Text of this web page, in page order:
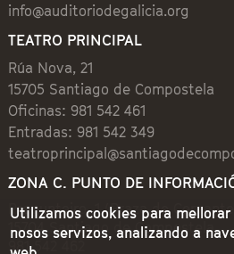
info@auditoriodegalicia.org
TEATRO PRINCIPAL
Rúa Nova, 21
15705 Santiago de Compostela
Oficinas: 981 542 461
Entradas: 981 542 349
ZONA C. PUNTO DE
Preguntoiro, 1 (Praza de
15704 Santiago de Compostela
981 542 462
Utilizamos cookies para
nosos servizos, analizando a